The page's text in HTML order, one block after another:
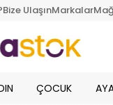
Bize UlaşınMarkalar
ÇOCUK